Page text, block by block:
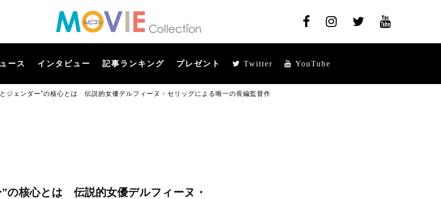
ース インタビュー 記事ランキング プレゼント Twitter YouTube
ジェンダー”の核心とは 伝説的女優デルフィーヌ・セリッグによる唯一の長編監督作
の核心とは 伝説的女優デルフィーヌ・